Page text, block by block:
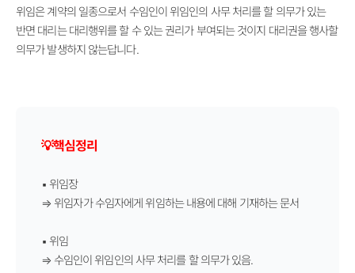
위임은 계약의 일종으로서 수임인이 위임인의 사무 처리를 할 의무가 있는
반면 대리는 대리행위를 할 수 있는 권리가 부여되는 것이지 대리권을 행사할
의무가 발생하지 않는답니다.
💡핵심정리
▪ 위임장
⇒ 위임자가 수임자에게 위임하는 내용에 대해 기재하는 문서
▪ 위임
⇒ 수임인이 위임인의 사무 처리를 할 의무가 있음.